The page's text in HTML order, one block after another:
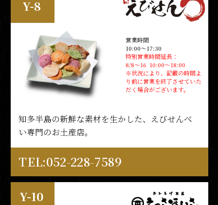
Y-8
営業時間
10:00～17:30
特別営業時間延長：
8/8～16 10:00～18:00
※状況により、記載の時間よ
り前に営業を終了させていた
だく場合がございます。
知多半島の新鮮な素材を生かした、えびせんべ
い専門のお土産店。
TEL:052-228-7589
Y-10